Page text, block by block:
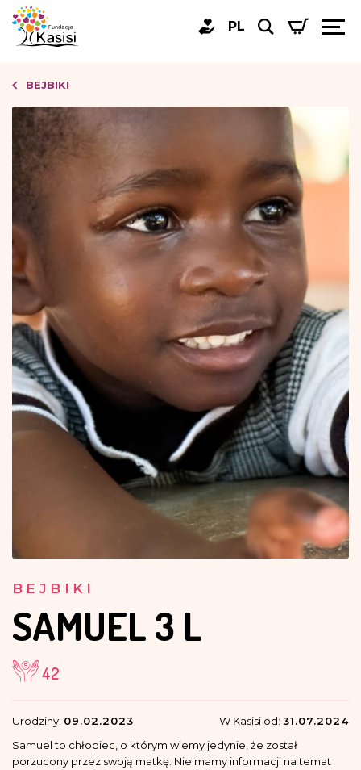
PL
BEJBIKI
BEJBIKI
SAMUEL 3 L
42
Urodziny: 09.02.2023 W Kasisi od: 31.07.2024
Samuel to chłopiec, o którym wiemy jedynie, że został
porzucony przez swoją matkę. Nie mamy informacji na temat